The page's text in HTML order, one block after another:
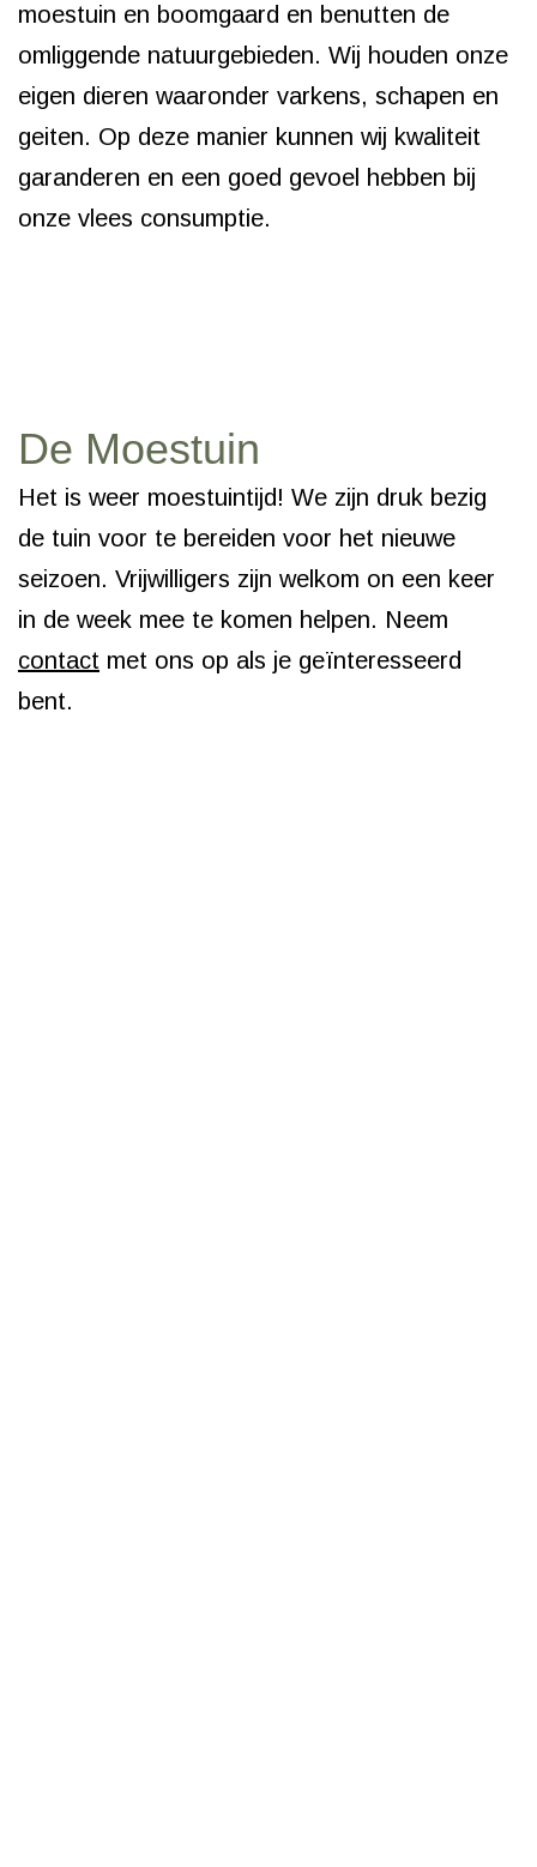
moestuin en boomgaard en benutten de
omliggende natuurgebieden. Wij houden onze
eigen dieren waaronder varkens, schapen en
geiten. Op deze manier kunnen wij kwaliteit
garanderen en een goed gevoel hebben bij
onze vlees consumptie.
De Moestuin
Het is weer moestuintijd! We zijn druk bezig
de tuin voor te bereiden voor het nieuwe
seizoen. Vrijwilligers zijn welkom on een keer
in de week mee te komen helpen. Neem
contact met ons op als je geïnteresseerd
bent.